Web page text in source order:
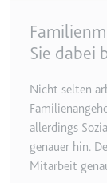
Zweck:
Ablauf:
Typ:
Sie dabei
Nicht selten
allerdings
genauer hin.
Mitarbeit